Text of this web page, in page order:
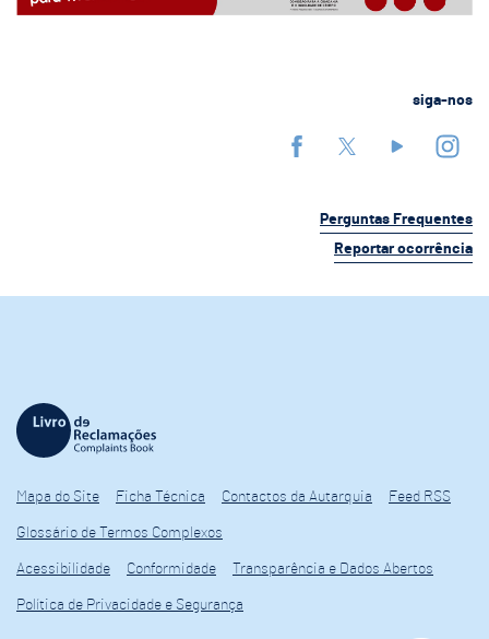
siga-nos
Perguntas Frequentes
Reportar ocorrência
Mapa do Site Ficha Técnica Contactos da Autarquia Feed RSS
Glossário de Termos Complexos
Acessibilidade Conformidade Transparência e Dados Abertos
Política de Privacidade e Segurança